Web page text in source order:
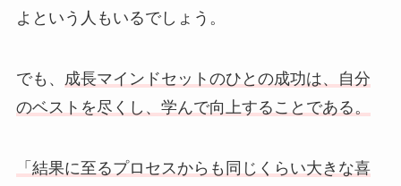
よという人もいるでしょう。
でも、
成長マインドセットのひとの成功は、自分
のベストを尽くし、学んで向上することである。
「結果に至るプロセスからも同じくらい大きな喜